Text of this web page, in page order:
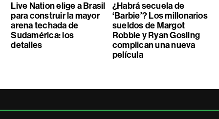
Live Nation elige a Brasil
para construir la mayor
arena techada de
Sudamérica: los
detalles
¿Habrá secuela de
‘Barbie’? Los millonarios
sueldos de Margot
Robbie y Ryan Gosling
complican una nueva
película